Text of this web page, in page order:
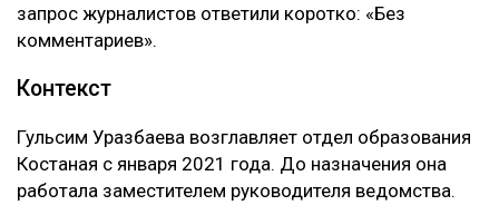
запрос журналистов ответили коротко: «Без
комментариев».
Контекст
Гульсим Уразбаева возглавляет отдел образования
Костаная с января 2021 года. До назначения она
работала заместителем руководителя ведомства.